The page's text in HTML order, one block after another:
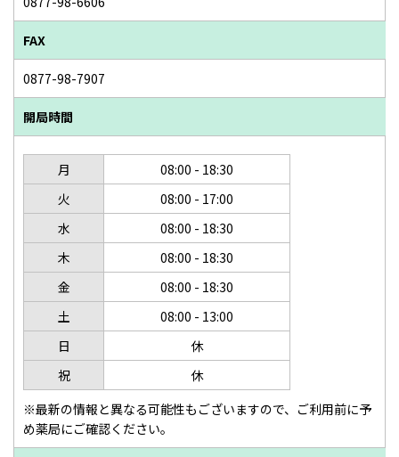
FAX
0877-98-7907
開局時間
月
08:00 - 18:30
火
08:00 - 17:00
水
08:00 - 18:30
木
08:00 - 18:30
金
08:00 - 18:30
土
08:00 - 13:00
日
休
祝
休
※最新の情報と異なる可能性もございますので、ご利用前に予
め薬局にご確認ください。